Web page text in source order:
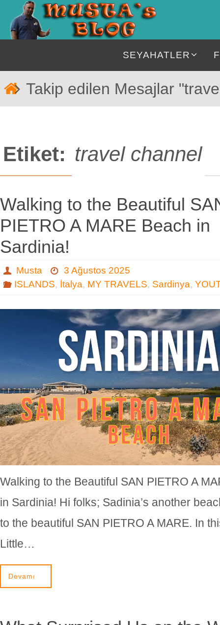
İçeriğe
geç
SEYAHATLER
Takip edilen Mesajlar
Etiket: travel channel
Walking to the Beautiful
PIETRO A MARE Beach in
Sardinia!
Musta
3 Ağustos 2025
ISLANDS, İtalya, MY TRAVELS, Sardinya,
Walking to the Beautiful SAN PIETRO A
in Sardinia! Hi folks; Sadinia’s another
to the beautiful SAN PIETRO A MARE. In
Little…
Devamı